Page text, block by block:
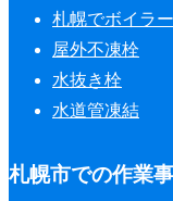
札幌でボイラ
屋外不凍栓
水抜き栓
水道管凍結
札幌市での作業